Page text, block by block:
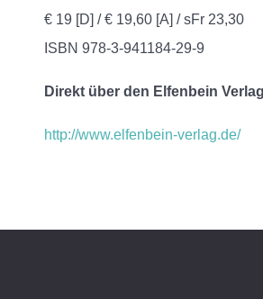
€ 19 [D] / € 19,60 [A] / sFr 23,30
ISBN 978-3-941184-29-9
Direkt über den Elfenbein
http://www.elfenbein-verlag.de/